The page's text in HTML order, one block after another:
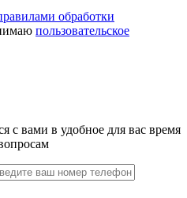
обработки
пользовательское
с вами в удобное для вас время